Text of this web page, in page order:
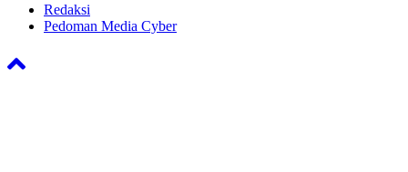
Redaksi
Pedoman Media Cyber